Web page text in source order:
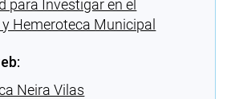
para Investigar en el
Hemeroteca Municipal
Neira Vilas